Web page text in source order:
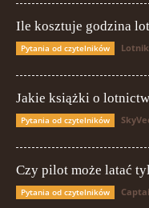
Ile kosztuje godzina
Pytania od czytelników
Jakie książki o
Pytania od czytelników
Czy pilot może latać
Pytania od czytelników